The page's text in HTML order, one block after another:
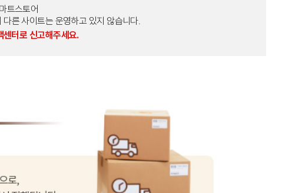
트스토어
른 사이트는 운영하고 있지 않습니다.
센터로 신고해주세요.